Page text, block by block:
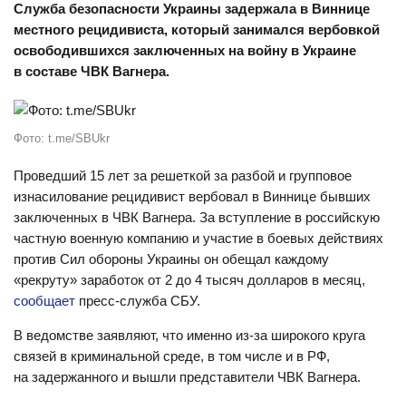
Служба безопасности Украины задержала в Виннице
местного рецидивиста, который занимался вербовкой
освободившихся заключенных на войну в Украине
в составе ЧВК Вагнера.
Фото: t.me/SBUkr
Проведший 15 лет за решеткой за разбой и групповое
изнасилование рецидивист вербовал в Виннице бывших
заключенных в ЧВК Вагнера. За вступление в российскую
частную военную компанию и участие в боевых действиях
против Сил обороны Украины он обещал каждому
«рекруту» заработок от 2 до 4 тысяч долларов в месяц,
сообщает пресс-служба СБУ.
В ведомстве заявляют, что именно из-за широкого круга
связей в криминальной среде, в том числе и в РФ,
на задержанного и вышли представители ЧВК Вагнера.